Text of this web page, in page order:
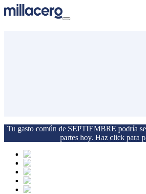
Tu gasto común de SEPTIEMBRE podría
partes hoy. Haz click para